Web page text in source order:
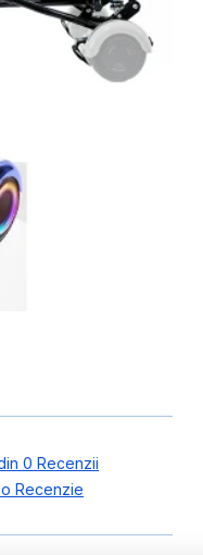
0 Recenzii
Recenzie